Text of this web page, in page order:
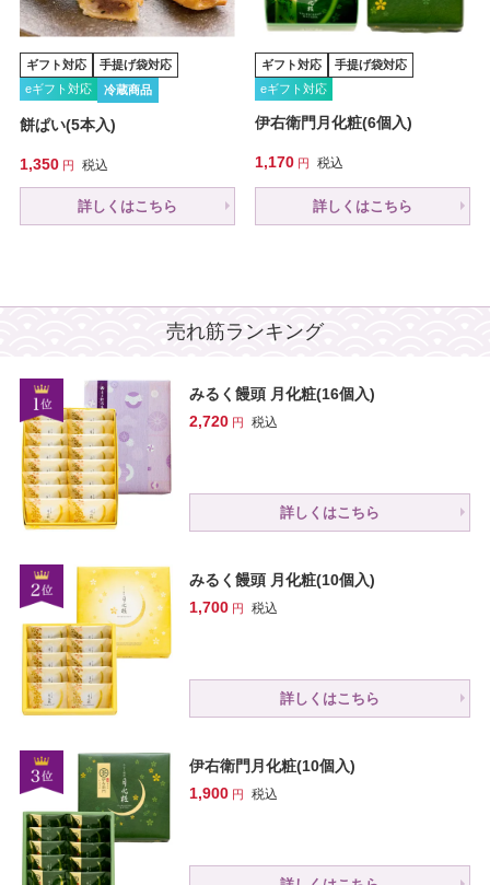
ギフト対応
手提げ袋対応
eギフト対応
冷蔵商品
餅ぱい(5本入)
1,350 税込
詳しくはこちら
ギフト対応
手提げ袋対応
eギフト対応
伊右衛門月化粧(6個入)
1,170 税込
詳しくはこちら
売れ筋ランキング
みるく饅頭 月化粧(16個入)
2,720
税込
詳しくはこちら
みるく饅頭 月化粧(10個入)
1,700
税込
詳しくはこちら
伊右衛門月化粧(10個入)
1,900
税込